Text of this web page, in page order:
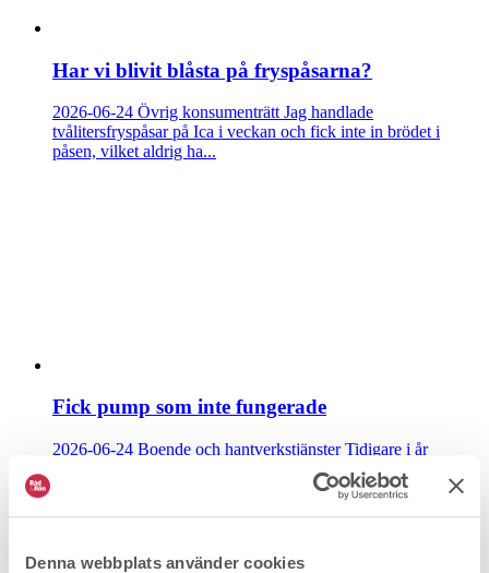
Denna webbplats använder cookies
Har vi blivit blåsta på fryspåsarna?
2026-06-24 Övrig konsumenträtt Jag handlade
tvålitersfryspåsar på Ica i veckan och fick inte in brödet i
påsen, vilket aldrig ha...
Fick pump som inte fungerade
2026-06-24 Boende och hantverkstjänsterTidigare i år
upptäckte jag att jag inte hade något vatten i huset. En